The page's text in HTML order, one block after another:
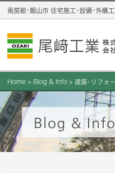
南房総･館山市 住宅施工･設備･外構
Home > Blog & Info > 建築･リフォ
Blog &